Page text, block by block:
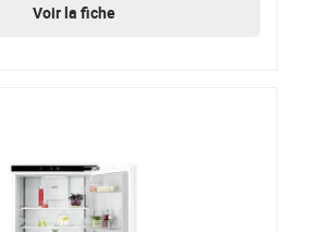
Voir la fiche